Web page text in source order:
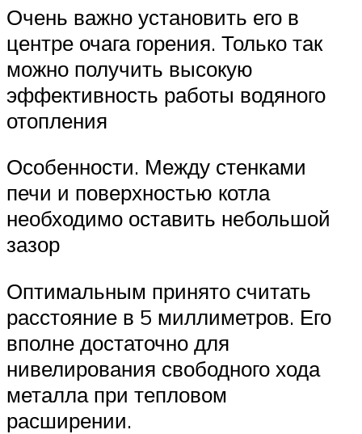
Очень важно установить его в
центре очага горения. Только так
можно получить высокую
эффективность работы водяного
отопления
Особенности. Между стенками
печи и поверхностью котла
необходимо оставить небольшой
зазор
Оптимальным принято считать
расстояние в 5 миллиметров. Его
вполне достаточно для
нивелирования свободного хода
металла при тепловом
расширении.